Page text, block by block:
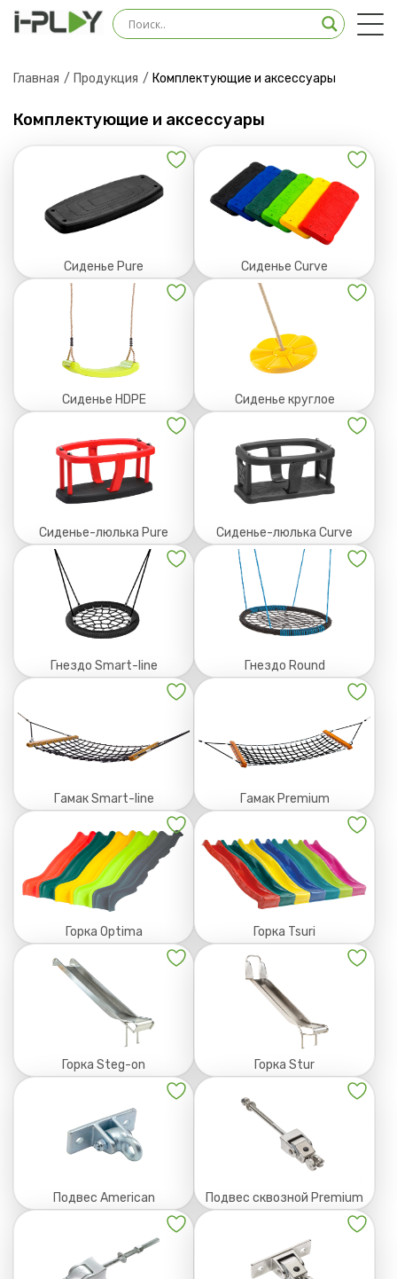
Главная Продукция Комплектующие и аксессуары
Комплектующие и аксессуары
Сиденье Pure Сиденье Curve
Сиденье HDPE Сиденье круглое
Сиденье-люлька Pure Сиденье-люлька Curve
Гнездо Smart-line Гнездо Round
Гамак Smart-line Гамак Premium
Горка Optima Горка Tsuri
Горка Steg-on Горка Stur
Подвес American Подвес сквозной Premium
Оставить заявку на
консультацию
время
Загрузить файл
Отправить
Нажимая на кнопку, вы даете согласие наобработку
персональных данных
и соглашаетесь сполитикой
конфиденциальности